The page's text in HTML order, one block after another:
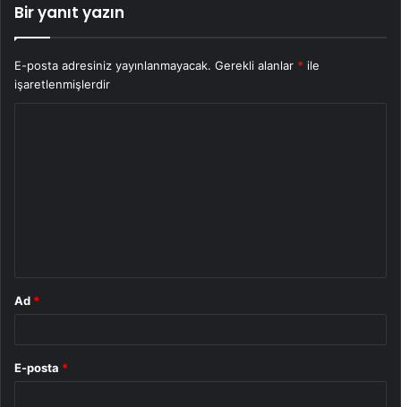
Bir yanıt yazın
E-posta adresiniz yayınlanmayacak. Gerekli alanlar * ile
işaretlenmişlerdir
Ad *
E-posta *